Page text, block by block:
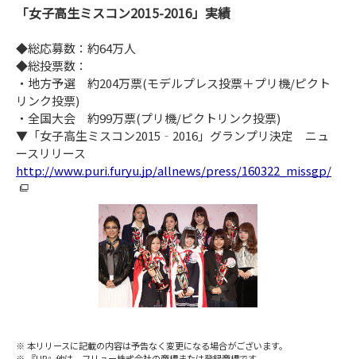
「女子高生ミスコン2015-2016」実績
◆総応募数：約64万人
◆総投票数：
・地方予選 約204万票(モデルプレス投票＋プリ機/ピクト
リンク投票)
・全国大会 約99万票(プリ機/ピクトリンク投票)
▼「女子高生ミスコン2015‐2016」グランプリ決定 ニュ
ースリリース
http://www.puri.furyu.jp/allnews/press/160322_missgp/
本リリースに記載の内容は予告なく変更になる場合がございます。